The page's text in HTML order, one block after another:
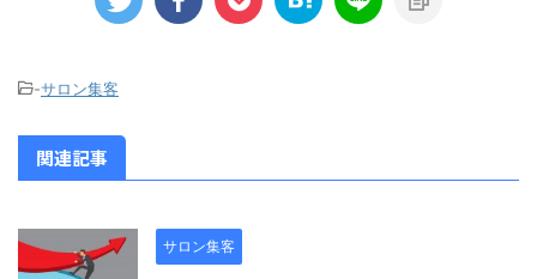
-サロン集客
関連記事
サロン集客